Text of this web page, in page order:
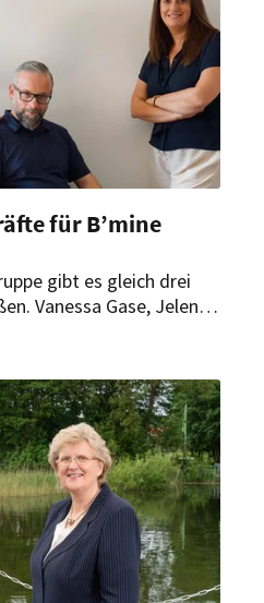
für B’mine
gibt es gleich drei
Vanessa Gase, Jelena
weiter vorantreiben.